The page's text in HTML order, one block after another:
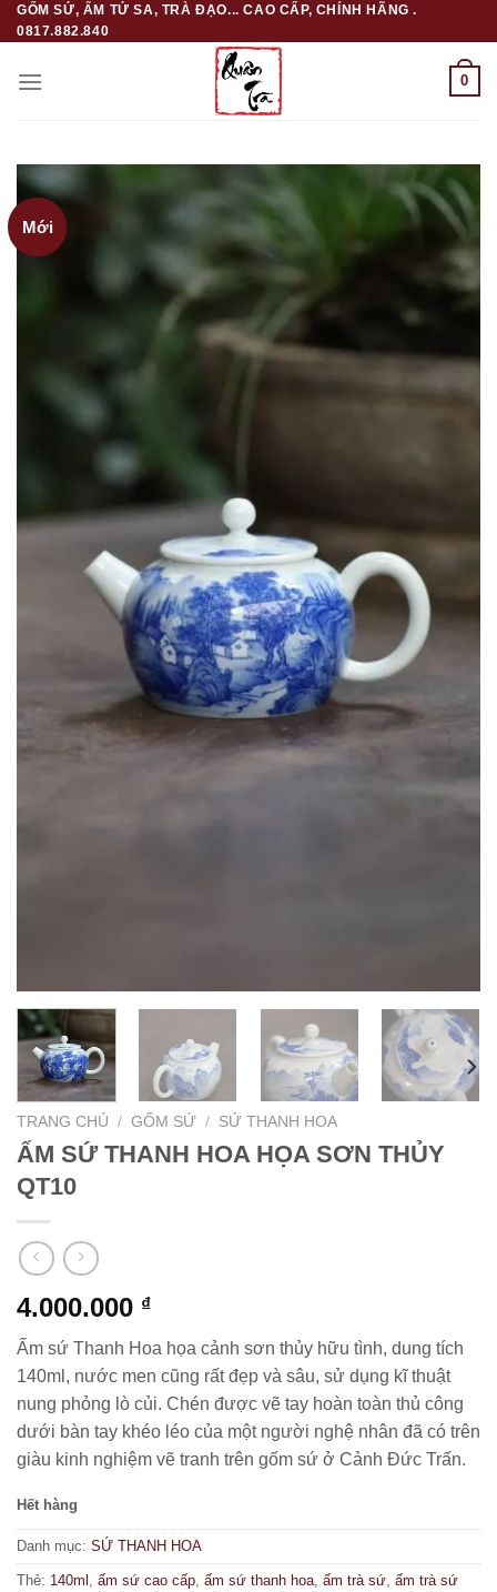
Skip
to
GỐM SỨ, ẤM TỬ SA, TRÀ ĐẠO... CAO CẤP, CHÍNH HÃNG .
0817.882.840
0
Mới
TRANG CHỦ / GỐM SỨ / SỨ THANH HOA
ẤM SỨ THANH HOA HỌA SƠN THỦY
QT10
4.000.000 ₫
Ấm sứ Thanh Hoa họa cảnh sơn thủy hữu tình, dung tích
140ml, nước men cũng rất đẹp và sâu, sử dụng kĩ thuật
nung phỏng lò củi. Chén được vẽ tay hoàn toàn thủ công
dưới bàn tay khéo léo của một người nghệ nhân đã có trên
giàu kinh nghiệm vẽ tranh trên gốm sứ ở Cảnh Đức Trấn.
Hết hàng
Danh mục: SỨ THANH HOA
Thẻ: 140ml ấm sứ cao cấp ấm sứ thanh hoa ấm trà sứ ấm trà sứ